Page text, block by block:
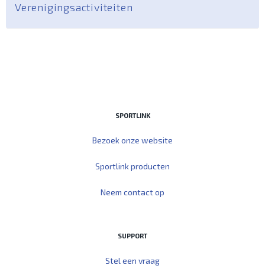
Verenigingsactiviteiten
SPORTLINK
Bezoek onze website
Sportlink producten
Neem contact op
SUPPORT
Stel een vraag